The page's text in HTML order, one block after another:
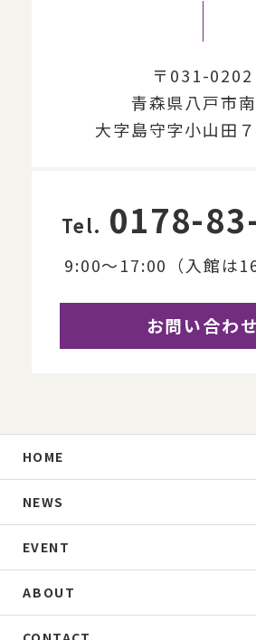
〒031-0202
青森県八戸市
大字島守字小山田
Tel. 0178-
9:00～17:00（入館は
お問い合わせ
HOME
NEWS
EVENT
ABOUT